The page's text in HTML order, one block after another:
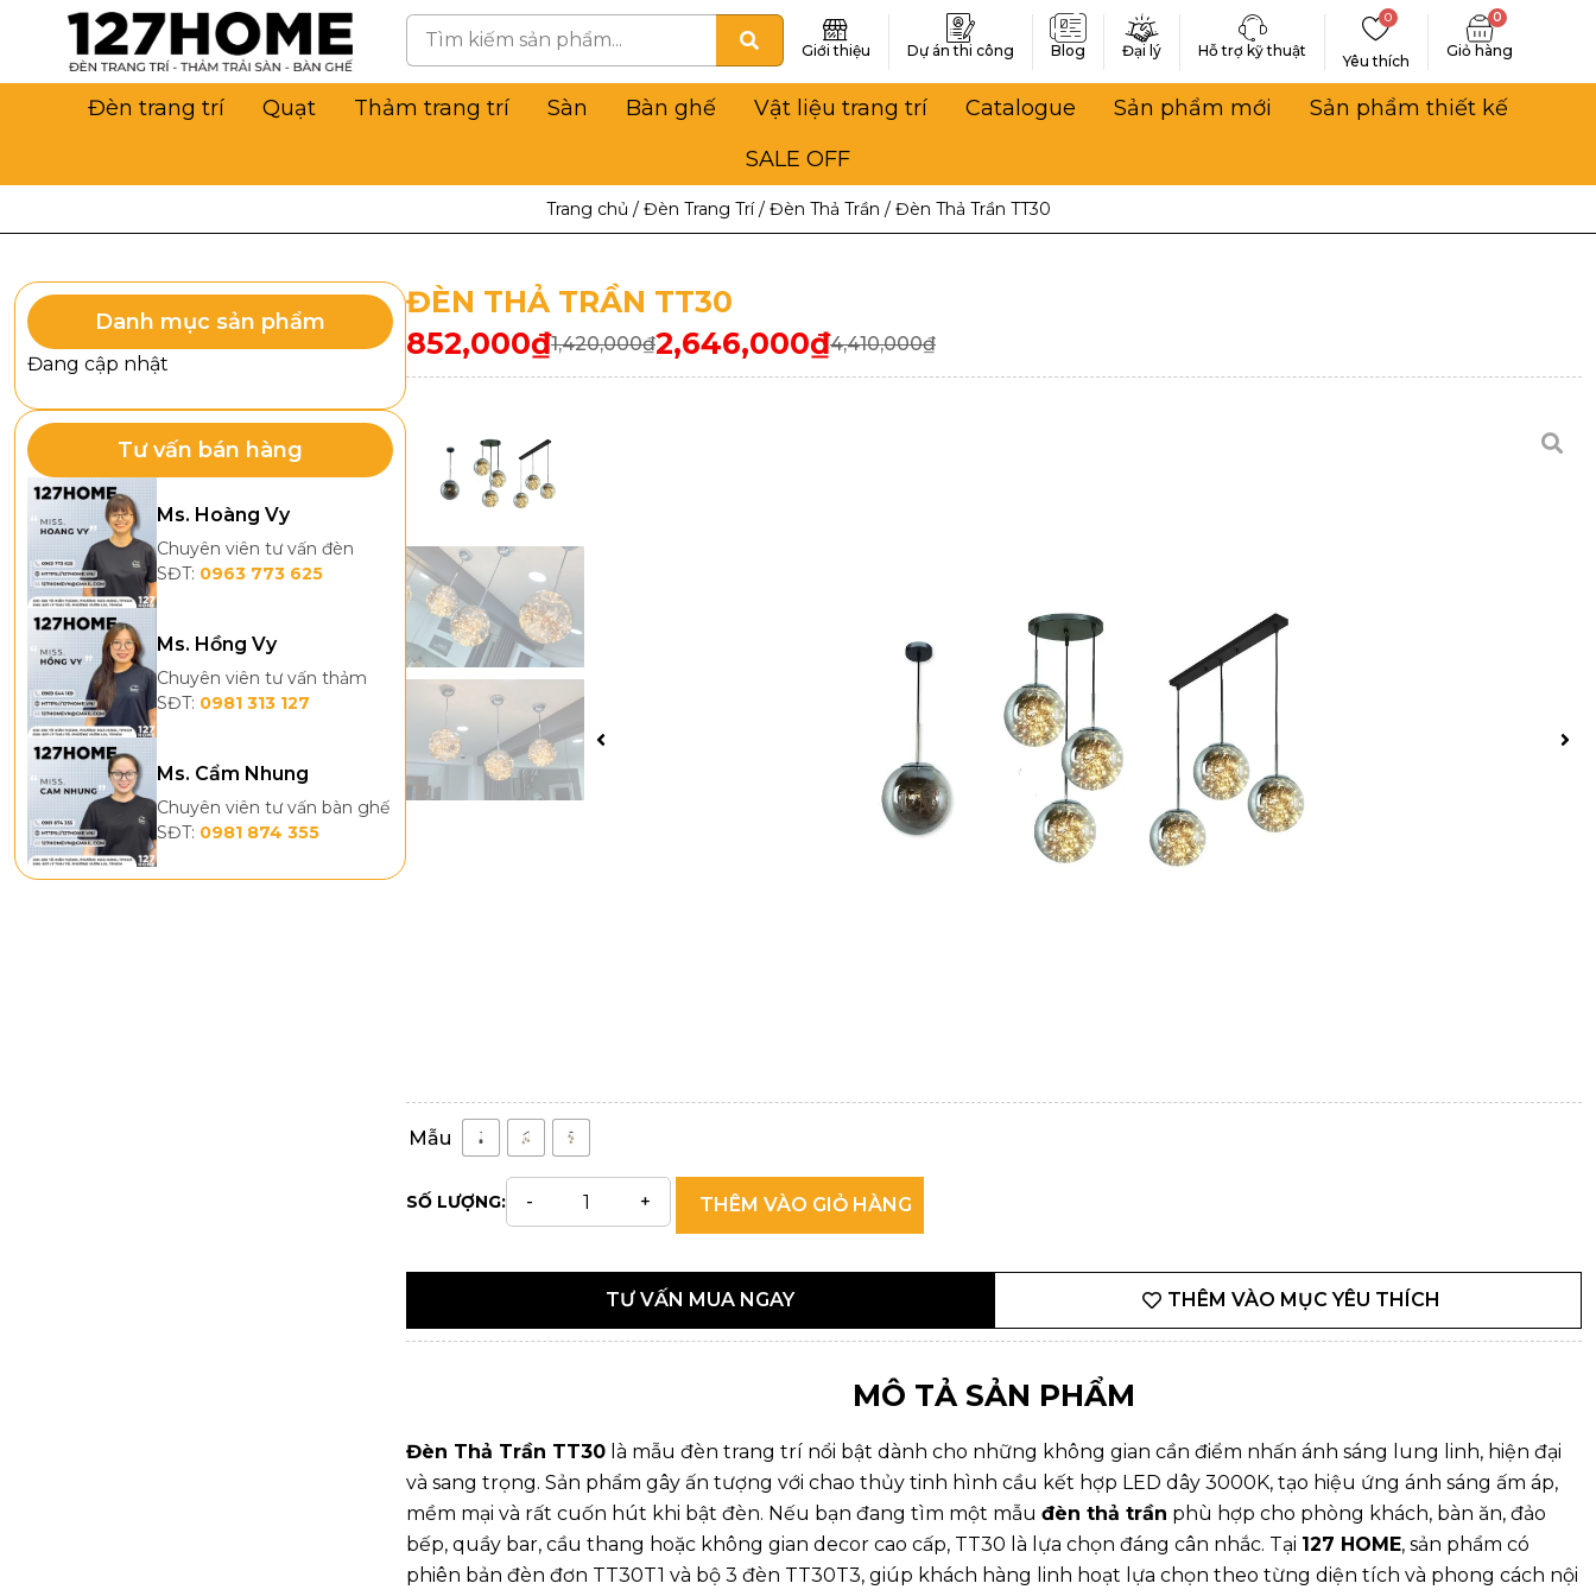
Giới thiệu Dự án thi công Blog Đại lý Hỗ trợ kỹ thuật
Yêu thích
0 0
Đèn trang trí Quạt Thảm trang trí Sàn Bàn ghế Vật liệu trang trí Catalogue Sản phẩm mới
Sản phẩm thiết kế
SALE OFF
Trang chủ / Đèn Trang Trí/ Đèn Thả Trần / Đèn Thả Trần TT30
Danh mục sản phẩm
Đang cập nhật
Tư vấn bán hàng
Ms. Hoàng Vy
Chuyên viên tư vấn đèn
SĐT: 0963 773 625
Ms. Hồng Vy
Chuyên viên tư vấn thảm
SĐT: 0981 313 127
Ms. Cẩm Nhung
Chuyên viên tư vấn bàn ghế
SĐT: 0981 874 355
ĐÈN THẢ TRẦN TT30
1,420,000₫
852,000₫ 4,410,000₫
2,646,000₫
Mẫu
SỐ LƯỢNG: THÊM VÀO GIỎ HÀNG
TƯ VẤN MUA NGAY THÊM VÀO MỤC YÊU THÍCH
MÔ TẢ SẢN PHẨM
Đèn Thả Trần TT30 là mẫu đèn trang trí nổi bật dành cho những không gian cần điểm nhấn ánh sáng lung linh, hiện đại
và sang trọng. Sản phẩm gây ấn tượng với chao thủy tinh hình cầu kết hợp LED dây 3000K, tạo hiệu ứng ánh sáng ấm áp,
mềm mại và rất cuốn hút khi bật đèn. Nếu bạn đang tìm một mẫu đèn thả trần phù hợp cho phòng khách, bàn ăn, đảo
bếp, quầy bar, cầu thang hoặc không gian decor cao cấp, TT30 là lựa chọn đáng cân nhắc. Tại 127 HOME, sản phẩm có
phiên bản đèn đơn TT30T1 và bộ 3 đèn TT30T3, giúp khách hàng linh hoạt lựa chọn theo từng diện tích và phong cách nội